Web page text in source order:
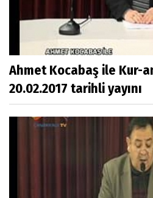
Ahmet Kocabaş ile Kur-
20.02.2017 tarihli yayını